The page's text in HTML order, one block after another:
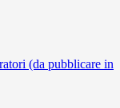
(da pubblicare in